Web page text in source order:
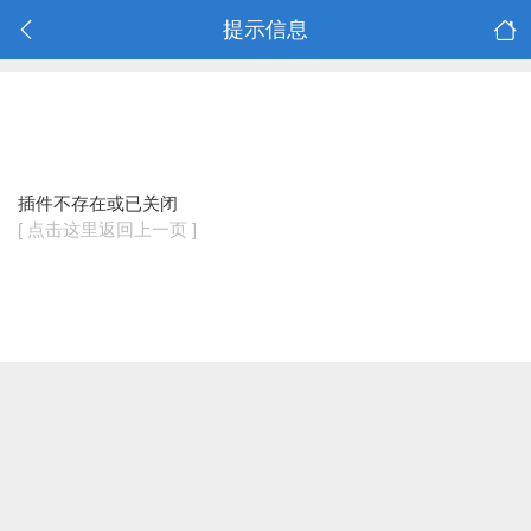
提示信息
插件不存在或已关闭
[ 点击这里返回上一页 ]